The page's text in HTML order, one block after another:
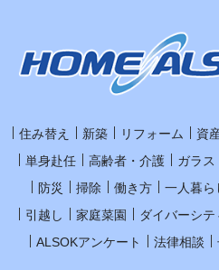
住み替え 新築 リフォーム 資
単身赴任
高齢者・介護 ガラス
防災
掃除 働き方 一人暮ら
引越し
家庭菜園 ダイバーシテ
ALSOKアンケート
法律相談